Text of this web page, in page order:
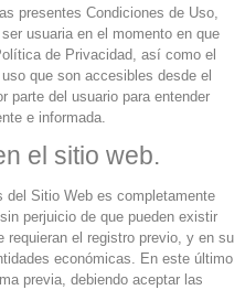
presentes Condiciones de Uso,
usuaria en el momento en que
de Privacidad, así como el
que son accesibles desde el
parte del usuario para entender
e informada.
el sitio web.
del Sitio Web es completamente
perjuicio de que pueden existir
requieran el registro previo, y en su
económicas. En este último
previa, debiendo aceptar las